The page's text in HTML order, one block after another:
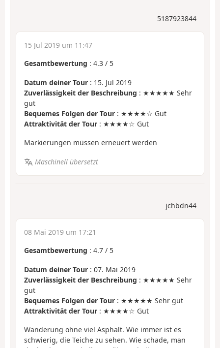
5187923844
15 Jul 2019 um 11:47
Gesamtbewertung : 4.3 / 5
Datum deiner Tour : 15. Jul 2019
Zuverlässigkeit der Beschreibung : ★★★★★ Sehr
gut
Bequemes Folgen der Tour : ★★★★☆ Gut
Attraktivität der Tour : ★★★★☆ Gut
Markierungen müssen erneuert werden
Maschinell übersetzt
jchbdn44
08 Mai 2019 um 17:21
Gesamtbewertung : 4.7 / 5
Datum deiner Tour : 07. Mai 2019
Zuverlässigkeit der Beschreibung : ★★★★★ Sehr
gut
Bequemes Folgen der Tour : ★★★★★ Sehr gut
Attraktivität der Tour : ★★★★☆ Gut
Wanderung ohne viel Asphalt. Wie immer ist es
schwierig, die Teiche zu sehen. Wie schade, man